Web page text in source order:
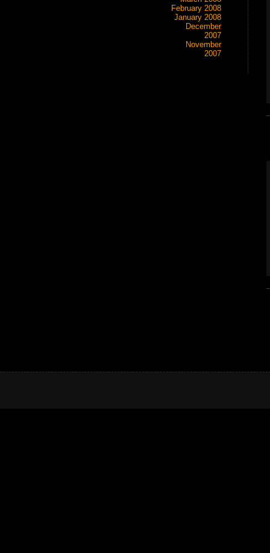
February 2008
January 2008
December
2007
November
2007